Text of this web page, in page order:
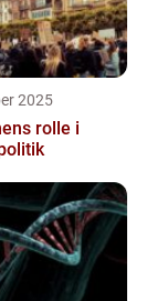
2025
rolle i